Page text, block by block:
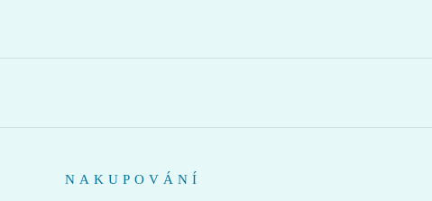
NAKUPOVÁNÍ